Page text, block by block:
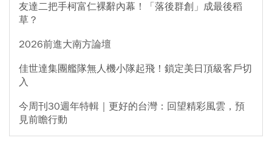
友達二把手柯富仁裸辭內幕！「落後群創」成最後稻
草？
2026前進大南方論壇
佳世達集團艦隊無人機小隊起飛！鎖定美日頂級客戶切
入
今周刊30週年特輯｜更好的台灣：回望精彩風雲，預
見前瞻行動